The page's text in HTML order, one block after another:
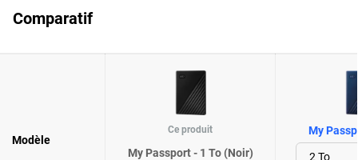
Comparatif
Modèle
Ce produit
My Passport - 1 To (Noir)
My